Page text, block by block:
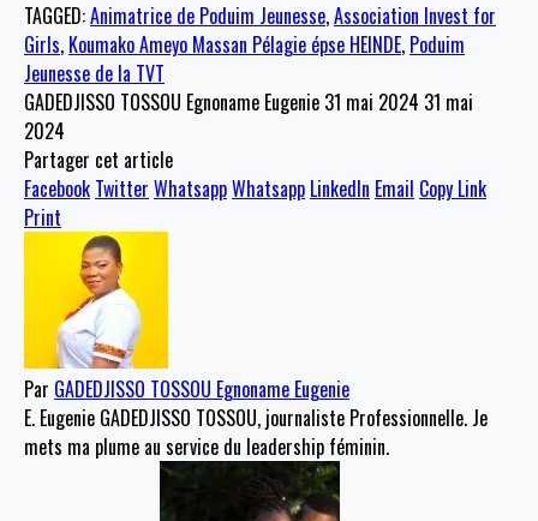
TAGGED:Animatrice de Poduim Jeunesse,Association Invest for
Girls, Koumako Ameyo Massan Pélagie épse HEINDE, Poduim
Jeunesse de la TVT
GADEDJISSO TOSSOU Egnoname Eugenie 31 mai 2024 31 mai
2024
Partager cet article
Facebook Twitter WhatsappWhatsapp LinkedIn Email Copy Link
Print
Par GADEDJISSO TOSSOU Egnoname Eugenie
E. Eugenie GADEDJISSO TOSSOU, journaliste Professionnelle. Je
mets ma plume au service du leadership féminin.